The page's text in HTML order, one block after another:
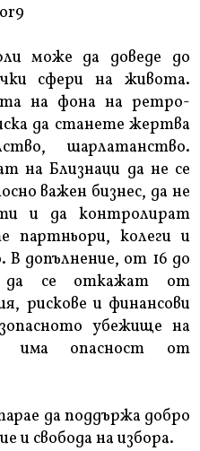
може да доведе до
сфери на живота.
на фона на ретро-
да станете жертва
шарлатанство.
на Близнаци да не се
важен бизнес, да не
и да контролират
партньори, колеги и
В допълнение, от 16 до
се откажат от
рискове и финансови
убежище на
има опасност от
да поддържа добро
и свобода на избора.